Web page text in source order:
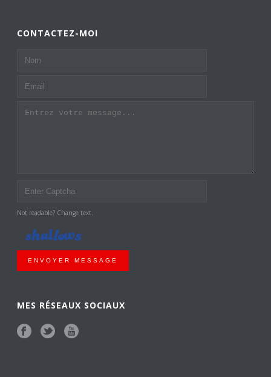
CONTACTEZ-MOI
Not readable? Change text.
ENVOYER MESSAGE
MES RÉSEAUX SOCIAUX